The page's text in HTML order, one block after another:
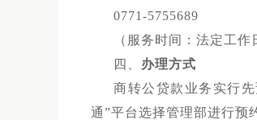
0771-5755689
（服务时间：法定工作
四、 办理方式
商转公贷款业务实行
通”平台选择管理部进行预